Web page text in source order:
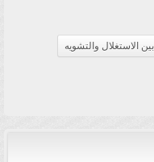
الاستغلال والتشويه